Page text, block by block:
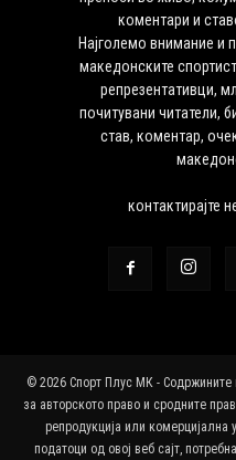
коментари и
Најголемо внимание и
македонските
репрезентативци,
почитувани читатели,
став, коментар,
контактирајте
© 2026 Спорт Плус МК - Содржините
за авторското право и сродните
репродукција или комерцијална
податоци од овој веб сајт,